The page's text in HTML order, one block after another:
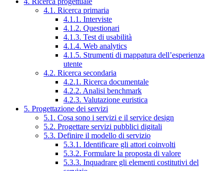
4.1. Ricerca primaria
4.1.1. Interviste
4.1.2. Questionari
4.1.3. Test di usabilità
4.1.4. Web analytics
4.1.5. Strumenti di mappatura dell’esperienza
utente
4.2. Ricerca secondaria
4.2.1. Ricerca documentale
4.2.2. Analisi benchmark
4.2.3. Valutazione euristica
5. Progettazione dei servizi
5.1. Cosa sono i servizi e il service design
5.2. Progettare servizi pubblici digitali
5.3. Definire il modello di servizio
5.3.1. Identificare gli attori coinvolti
5.3.2. Formulare la proposta di valore
5.3.3. Inquadrare gli elementi costitutivi del